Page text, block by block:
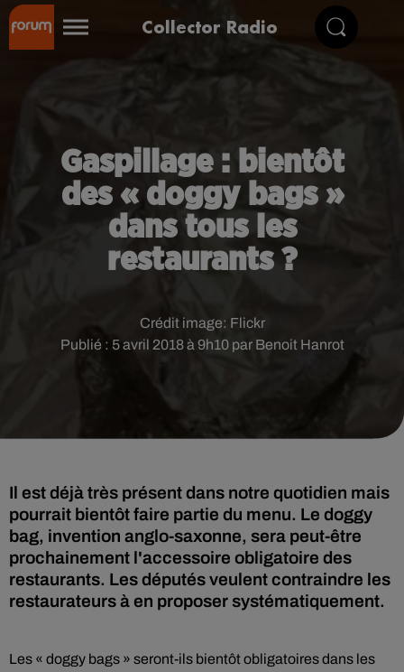
Collector Radio
Gaspillage : bientôt
des « doggy bags »
dans tous les
restaurants ?
Publié : 5 avril 2018 à 9h10 par Benoit Hanrot
Crédit image: Flickr
Il est déjà très présent dans notre quotidien mais
pourrait bientôt faire partie du menu. Le doggy
bag, invention anglo-saxonne, sera peut-être
prochainement l'accessoire obligatoire des
restaurants. Les députés veulent contraindre les
restaurateurs à en proposer systématiquement.
Les « doggy bags » seront-ils bientôt obligatoires dans les